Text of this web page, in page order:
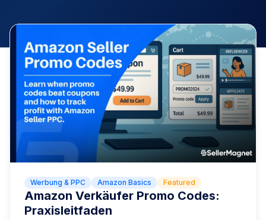
Werbung & PPC Amazon Basics Featured
Amazon Verkäufer Promo Codes:
Praxisleitfaden